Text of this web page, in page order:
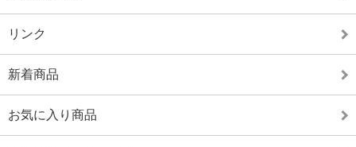
リンク
新着商品
お気に入り商品